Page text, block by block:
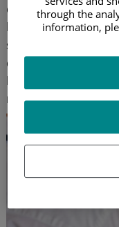
que el cáncer de piel
haberse producido
se suele detectar
cualquier caso, y
los especialistas,
maligno ha
through the
information,